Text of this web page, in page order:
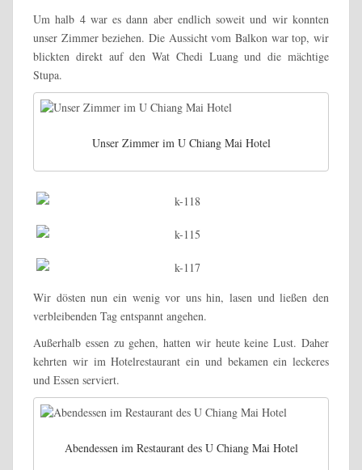
Um halb 4 war es dann aber endlich soweit und wir konnten
unser Zimmer beziehen. Die Aussicht vom Balkon war top, wir
blickten direkt auf den Wat Chedi Luang und die mächtige
Stupa.
Unser Zimmer im U Chiang Mai Hotel
Wir dösten nun ein wenig vor uns hin, lasen und ließen den
verbleibenden Tag entspannt angehen.
Außerhalb essen zu gehen, hatten wir heute keine Lust. Daher
kehrten wir im Hotelrestaurant ein und bekamen ein leckeres
und Essen serviert.
Abendessen im Restaurant des U Chiang Mai Hotel